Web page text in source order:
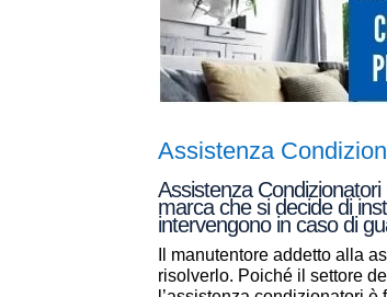
Assistenza
Assistenza
marca che si decide di
intervengono in caso di
Il manutentore addetto alla
risolverlo. Poiché il settore